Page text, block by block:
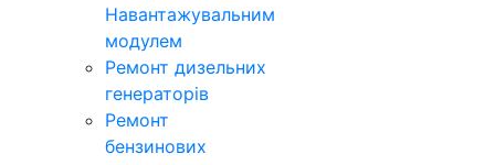
Навантажувальним
модулем
Ремонт дизельних
генераторів
Ремонт
бензинових